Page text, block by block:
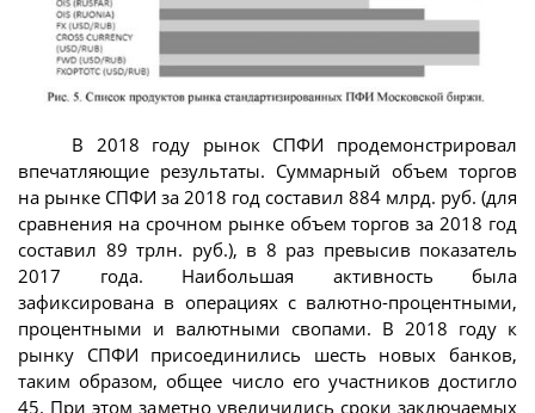
В 2018 году рынок СПФИ продемонстрировал
впечатляющие результаты. Суммарный объем торгов
на рынке СПФИ за 2018 год составил 884 млрд. руб. (для
сравнения на срочном рынке объем торгов за 2018 год
составил 89 трлн. руб.), в 8 раз превысив показатель
2017 года. Наибольшая активность была
зафиксирована в операциях с валютно-процентными,
процентными и валютными свопами. В 2018 году к
рынку СПФИ присоединились шесть новых банков,
таким образом, общее число его участников достигло
45. При этом заметно увеличились сроки заключаемых